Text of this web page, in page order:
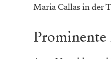
Maria Callas in der